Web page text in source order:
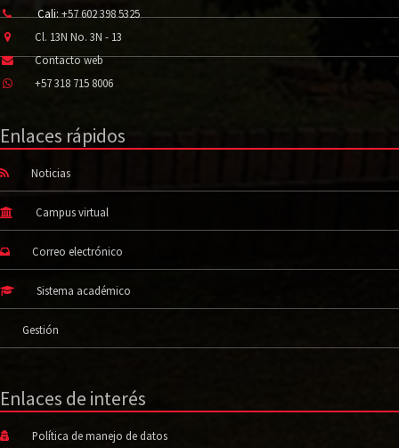
Cali: +57 602 398 5325
Cl. 13N No. 3N - 13
Contacto web
+57 318 715 8006
Enlaces rápidos
Noticias
Campus virtual
Correo electrónico
Sistema académico
Gestión
Enlaces de interés
Política de manejo de datos